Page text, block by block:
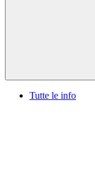
Tutte le info